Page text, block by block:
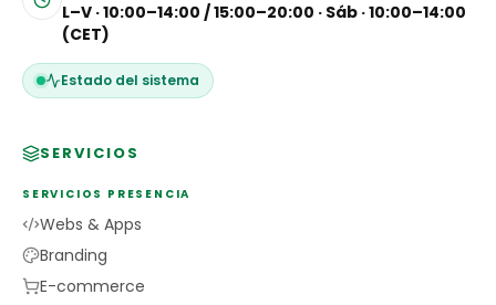
L–V · 10:00–14:00 / 15:00–20:00 · Sáb · 10:00–14:00
(CET)
Estado del sistema
SERVICIOS
SERVICIOS PRESENCIA
Webs & Apps
Branding
E-commerce